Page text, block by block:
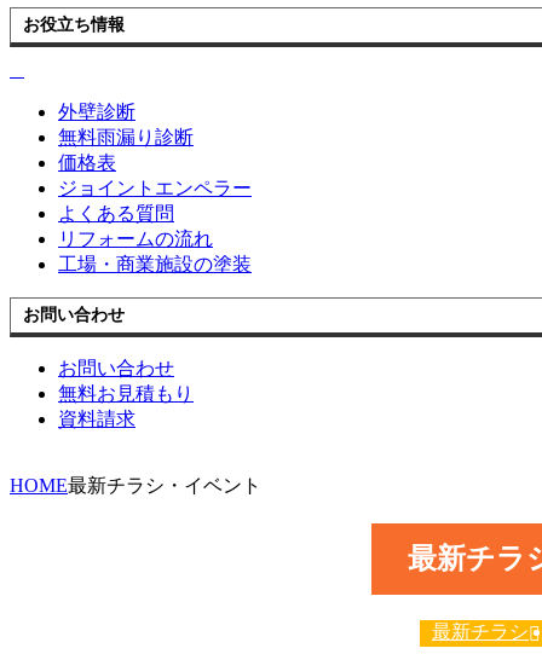
お役立ち情報
外壁診断
無料雨漏り診断
価格表
ジョイントエンペラー
よくある質問
リフォームの流れ
工場・商業施設の塗装
お問い合わせ
お問い合わせ
無料お見積もり
資料請求
HOME最新チラシ・イベント
最新チラ
最新チラシ